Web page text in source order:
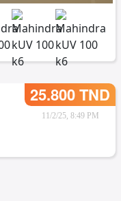
25.800 TND
11/2/25, 8:49 PM